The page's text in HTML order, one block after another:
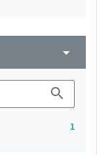
arrow_drop_down
search
1